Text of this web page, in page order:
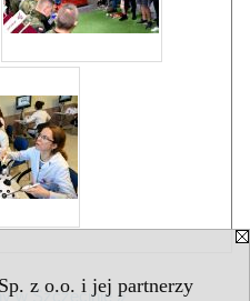
z o.o. i jej partnerzy
w Szczecinie »